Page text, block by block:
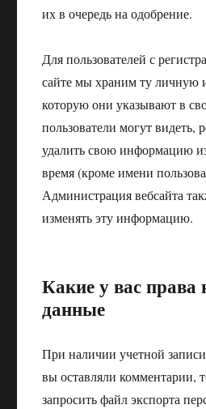
их в очередь на одобрение.
Для пользователей с
сайте мы храним ту
которую они указывают в
пользователи могут видеть,
удалить свою информацию
время (кроме имени
Администрация вебсайта
изменять эту информацию.
Какие у вас
данные
При наличии учетной
вы оставляли комментарии,
запросить файл экспорта